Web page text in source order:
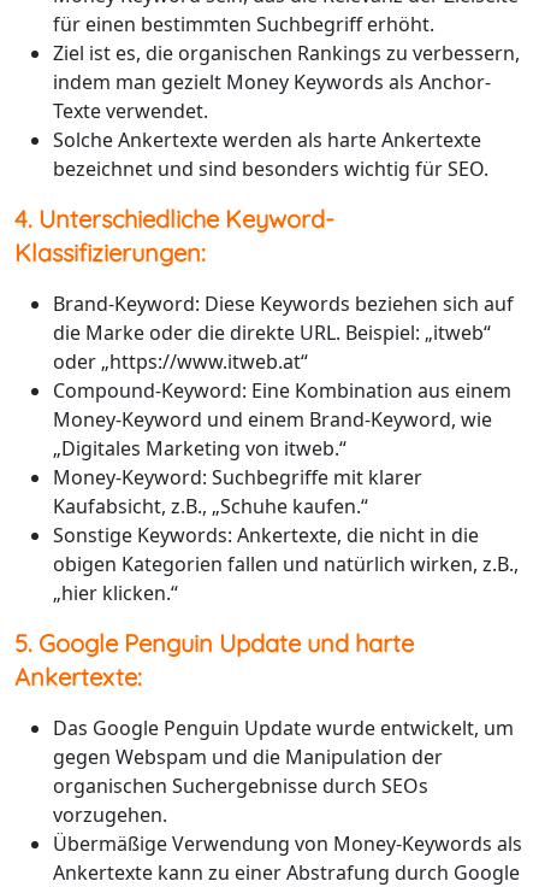
für einen bestimmten Suchbegriff erhöht.
Ziel ist es, die organischen Rankings zu verbessern,
indem man gezielt Money Keywords als Anchor-
Texte verwendet.
Solche Ankertexte werden als harte Ankertexte
bezeichnet und sind besonders wichtig für SEO.
4. Unterschiedliche Keyword-
Klassifizierungen:
Brand-Keyword: Diese Keywords beziehen sich auf
die Marke oder die direkte URL. Beispiel: „itweb“
oder „https://www.itweb.at“
Compound-Keyword: Eine Kombination aus einem
Money-Keyword und einem Brand-Keyword, wie
„Digitales Marketing von itweb.“
Money-Keyword: Suchbegriffe mit klarer
Kaufabsicht, z.B., „Schuhe kaufen.“
Sonstige Keywords: Ankertexte, die nicht in die
obigen Kategorien fallen und natürlich wirken, z.B.,
„hier klicken.“
5. Google Penguin Update und harte
Ankertexte:
Das Google Penguin Update wurde entwickelt, um
gegen Webspam und die Manipulation der
organischen Suchergebnisse durch SEOs
vorzugehen.
Übermäßige Verwendung von Money-Keywords als
Ankertexte kann zu einer Abstrafung durch Google